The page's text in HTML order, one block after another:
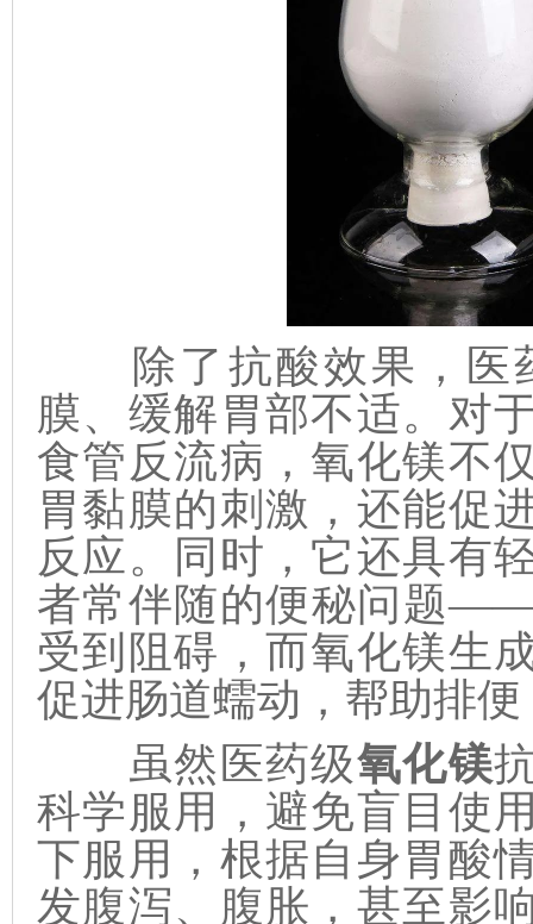
除了抗酸效果，医
膜、缓解胃部不适。对
食管反流病，氧化镁不
胃黏膜的刺激，还能促
反应。同时，它还具有
者常伴随的便秘问题
受到阻碍，而氧化镁生
促进肠道蠕动，帮助排
虽然医药级氧化镁
科学服用，避免盲目使
下服用，根据自身胃酸
发腹泻、腹胀，甚至影